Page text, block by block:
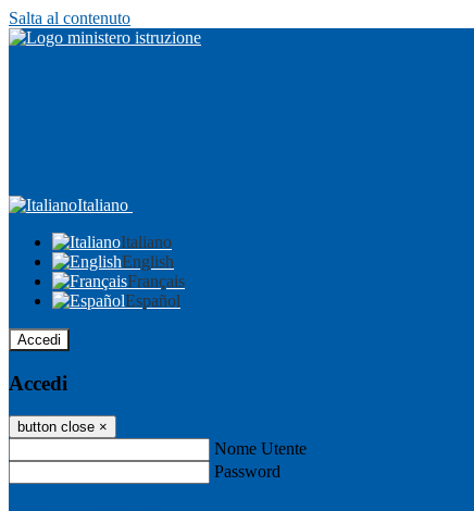
Salta al contenuto
Italiano
Italiano
English
Français
Español
Accedi
Accedi
button close ×
Nome Utente
Password